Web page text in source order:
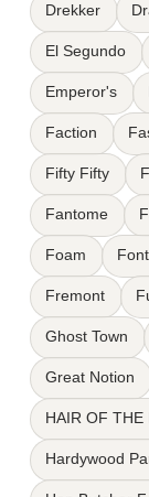
Drekker
El Segundo
Emperor's
Faction
Fifty Fifty
Fantome
Foam
Fremont
Ghost Town
Great Notion
HAIR OF THE
Hardywood